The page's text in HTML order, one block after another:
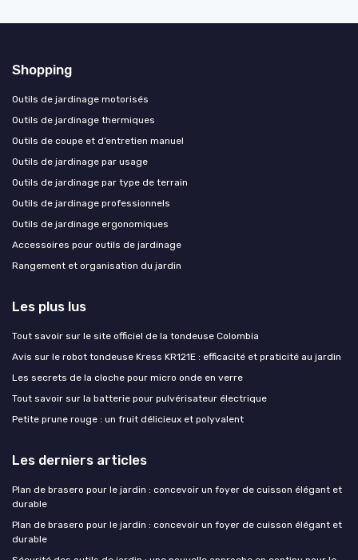
Shopping
Outils de jardinage motorisés
Outils de jardinage thermiques
Outils de coupe et d’entretien manuel
Outils de jardinage par usage
Outils de jardinage par type de terrain
Outils de jardinage professionnels
Outils de jardinage ergonomiques
Accessoires pour outils de jardinage
Rangement et organisation du jardin
Les plus lus
Tout savoir sur le site officiel de la tondeuse Colombia
Avis sur le robot tondeuse Kress KR121E : efficacité et praticité au jardin
Les secrets de la cloche pour micro onde en verre
Tout savoir sur la batterie pour pulvérisateur électrique
Petite prune rouge : un fruit délicieux et polyvalent
Les derniers articles
Plan de brasero pour le jardin : concevoir un foyer de cuisson élégant et
durable
Plan de brasero pour le jardin : concevoir un foyer de cuisson élégant et
durable